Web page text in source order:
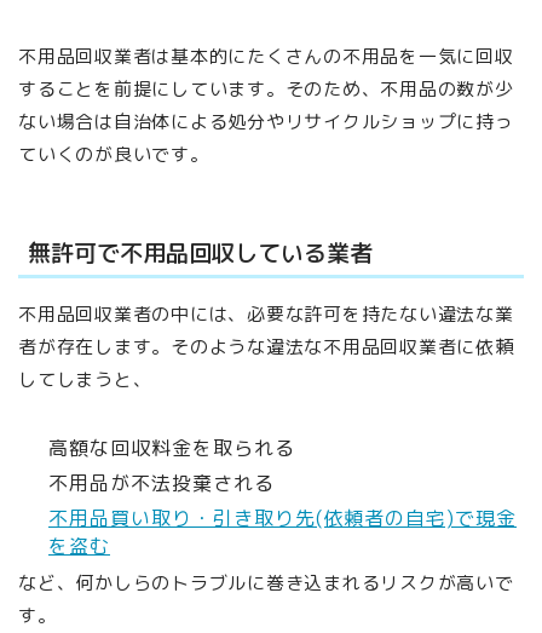
不用品回収業者は基本的にたくさんの不用品を一気に回収
することを前提にしています。そのため、不用品の数が少
ない場合は自治体による処分やリサイクルショップに持っ
ていくのが良いです。
無許可で不用品回収している業者
不用品回収業者の中には、必要な許可を持たない違法な業
者が存在します。そのような違法な不用品回収業者に依頼
してしまうと、
高額な回収料金を取られる
不用品が不法投棄される
不用品買い取り・引き取り先(依頼者の自宅)で現金
を盗む
など、何かしらのトラブルに巻き込まれるリスクが高いで
す。